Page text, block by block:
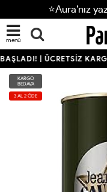
⭐Aura’nız
menü
| ÜCRETSİZ
KARGO
BEDAVA
3 AL 2 ÖDE